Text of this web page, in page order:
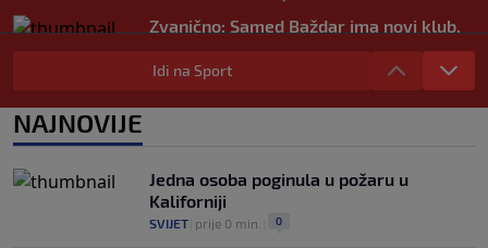
Zvanično: Samed Baždar ima novi klub,
zadužio broj sa velikom "težinom"
NOGOMET|prije 5 h
Prije nekoliko godina zaludjela je
Idi na Sport
NAJNOVIJE
Jedna osoba poginula u požaru u
Kaliforniji
SVIJET prije 0 min. 0